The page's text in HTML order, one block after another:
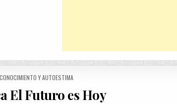
Y AUTOESTIMA
El Futuro es Hoy